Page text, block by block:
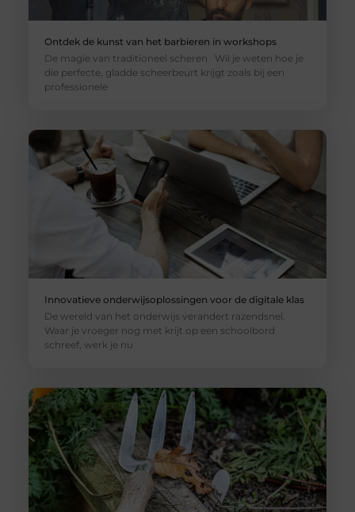
Ontdek de kunst van het barbieren in workshops
De magie van traditioneel scheren Wil je weten hoe je
die perfecte, gladde scheerbeurt krijgt zoals bij een
professionele
Innovatieve onderwijsoplossingen voor de digitale klas
De wereld van het onderwijs verandert razendsnel.
Waar je vroeger nog met krijt op een schoolbord
schreef, werk je nu